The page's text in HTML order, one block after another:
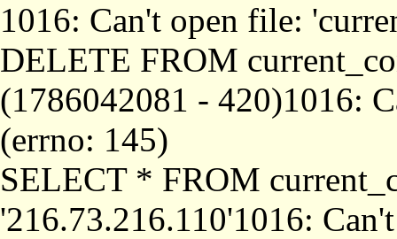
1016: Can't open file:
DELETE FROM
(1786042081 - 420)1016:
(errno: 145)
SELECT * FROM
'216.73.216.110'1016: